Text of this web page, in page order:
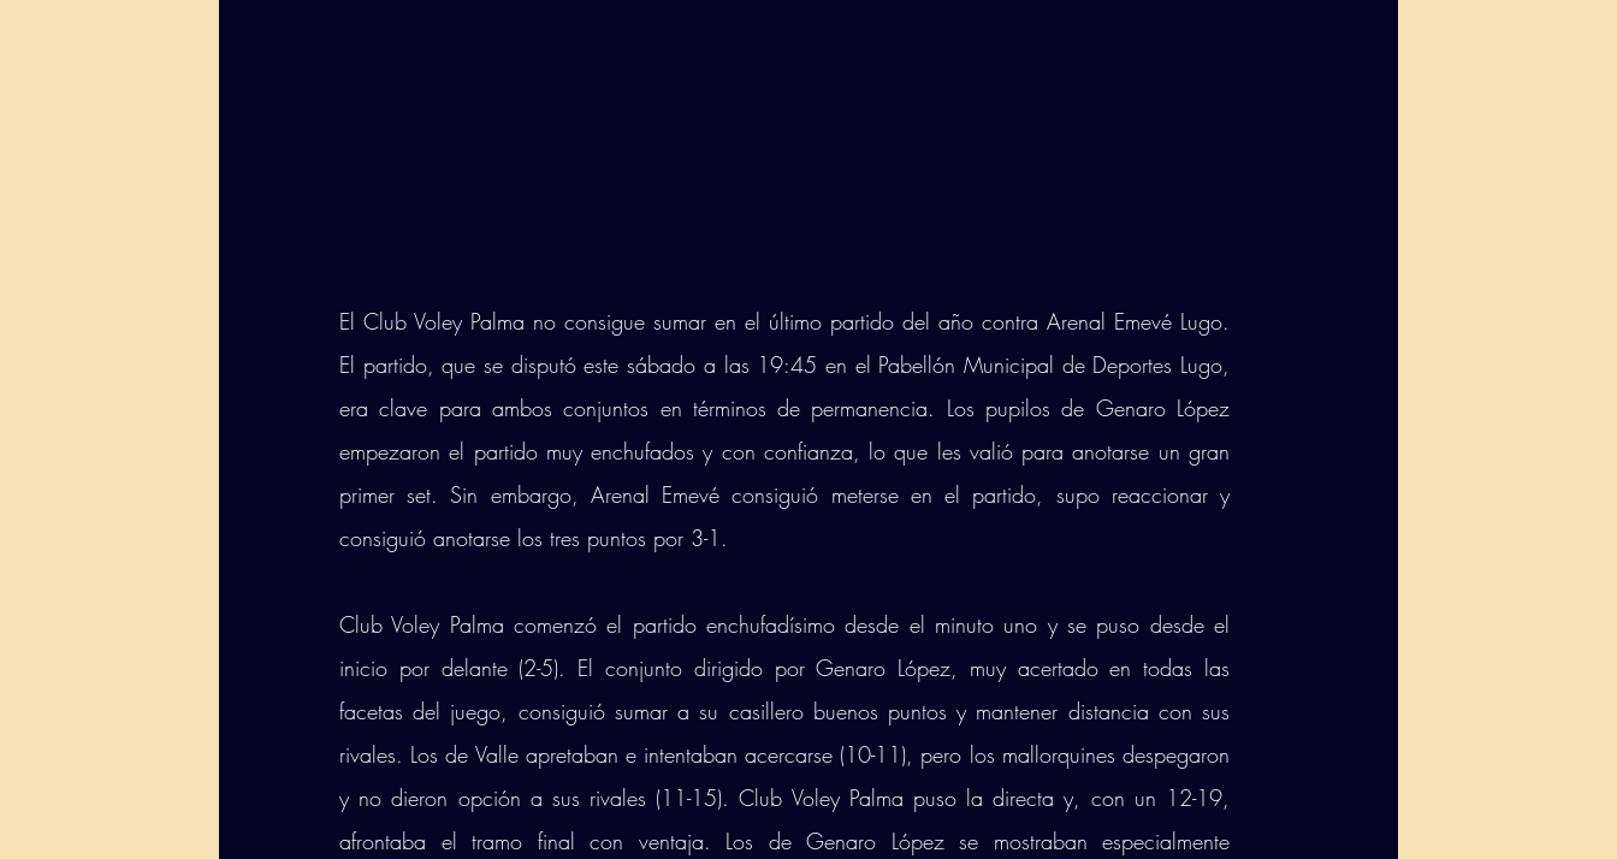
El Club Voley Palma no consigue sumar en el último partido del año contra Arenal Emevé Lugo.
El partido, que se disputó este sábado a las 19:45 en el Pabellón Municipal de Deportes Lugo,
era clave para ambos conjuntos en términos de permanencia. Los pupilos de Genaro López
empezaron el partido muy enchufados y con confianza, lo que les valió para anotarse un gran
primer set. Sin embargo, Arenal Emevé consiguió meterse en el partido, supo reaccionar y
consiguió anotarse los tres puntos por 3-1.
Club Voley Palma comenzó el partido enchufadísimo desde el minuto uno y se puso desde el
inicio por delante (2-5). El conjunto dirigido por Genaro López, muy acertado en todas las
facetas del juego, consiguió sumar a su casillero buenos puntos y mantener distancia con sus
rivales. Los de Valle apretaban e intentaban acercarse (10-11), pero los mallorquines despegaron
y no dieron opción a sus rivales (11-15). Club Voley Palma puso la directa y, con un 12-19,
afrontaba el tramo final con ventaja. Los de Genaro López se mostraban especialmente